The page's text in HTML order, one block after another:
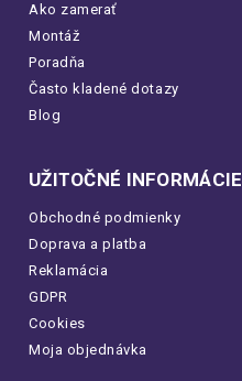
Ako zamerať
Montáž
Poradňa
Často kladené dotazy
Blog
UŽITOČNÉ INFORMÁCIE
Obchodné podmienky
Doprava a platba
Reklamácia
GDPR
Cookies
Moja objednávka